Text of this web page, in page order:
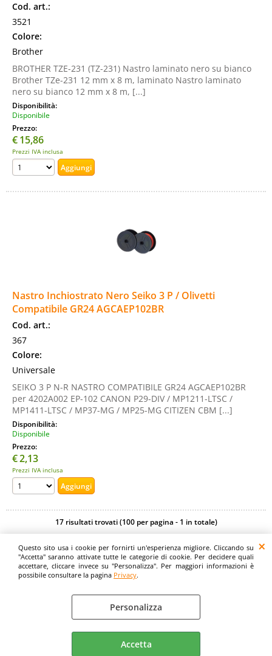
Questo sito usa i cookie per fornirti un'esperienza migliore. Cliccando su
"Accetta" saranno attivate tutte le categorie di cookie. Per decidere quali
accettare, cliccare invece su "Personalizza". Per maggiori informazioni è
possibile consultare la pagina Privacy.
Personalizza
Accetta
Cod. art.:
3521
Colore:
Brother
BROTHER TZE-231 (TZ-231) Nastro laminato nero su bianco
Brother TZe-231 12 mm x 8 m, laminato Nastro laminato
nero su bianco 12 mm x 8 m, [...]
Disponibilità:
Disponibile
Prezzo:
€15,86
Prezzi IVA inclusa
Nastro Inchiostrato Nero Seiko 3 P / Olivetti
Compatibile GR24 AGCAEP102BR
Cod. art.:
367
Colore:
Universale
SEIKO 3 P N-R NASTRO COMPATIBILE GR24 AGCAEP102BR
per 4202A002 EP-102 CANON P29-DIV / MP1211-LTSC /
MP1411-LTSC / MP37-MG / MP25-MG CITIZEN CBM [...]
Disponibilità:
Disponibile
Prezzo:
€2,13
Prezzi IVA inclusa
17 risultati trovati (100 per pagina - 1 in totale)
Digitalrama Srl - Via del Centenario, 141/143 - 84084 - Lancusi di Fisciano (SA)
- P.IVA 05130560658 - digitalramasrl@pec.it G4AI1U8
Preferenze cookie